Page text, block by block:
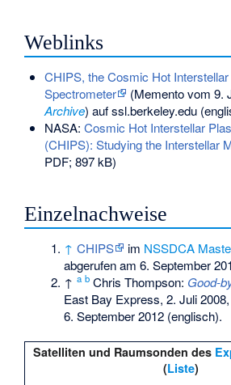
Weblinks
CHIPS, the Cosmic Hot
Spectrometer
(Mementovom 9.
Archive) auf ssl.berkeley.edu
NASA: Cosmic Hot Interstellar
(CHIPS): Studying the Interstellar
PDF; 897 kB)
Einzelnachweise
↑ CHIPS im NSSDCA
abgerufen am 6. September
↑a b Chris Thompson: Good-
East Bay Express, 2. Juli 2008,
6. September 2012 (englisch).
Satelliten und Raumsonden des
(Liste)